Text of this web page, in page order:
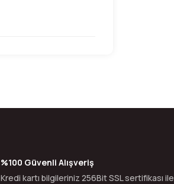
%100 Güvenli Alışveriş
Kredi kartı bilgileriniz 256Bit SSL sertifikası ile